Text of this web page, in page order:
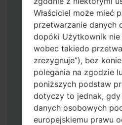
Bixby.
Naciśnij i
zwiększania i
następnie podłącz
Naciśnij i
przycisk zmniejszania
strony domowej.
Podłącz kabel USB,
przytrzymaj
zmniejszania głośności.
Właściciel może mieć
przetwarzanie danych
dopóki Użytkownik
wobec takiedo
zrezygnuje”), bez
polegania na zgodzie
poniższych podstaw
dotyczy to jednak,
danych osobowych
europejskiemu prawu